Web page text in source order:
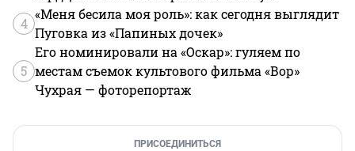
4
«Меня бесила моя роль»: как сегодня выглядит
Пуговка из «Папиных дочек»
5
Его номинировали на «Оскар»: гуляем по
местам съемок культового фильма «Вор»
Чухрая — фоторепортаж
ПРИСОЕДИНИТЬСЯ